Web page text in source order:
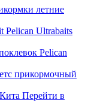
летние
Pelican Ultrabaits
Pelican
прикормочный
Перейти в